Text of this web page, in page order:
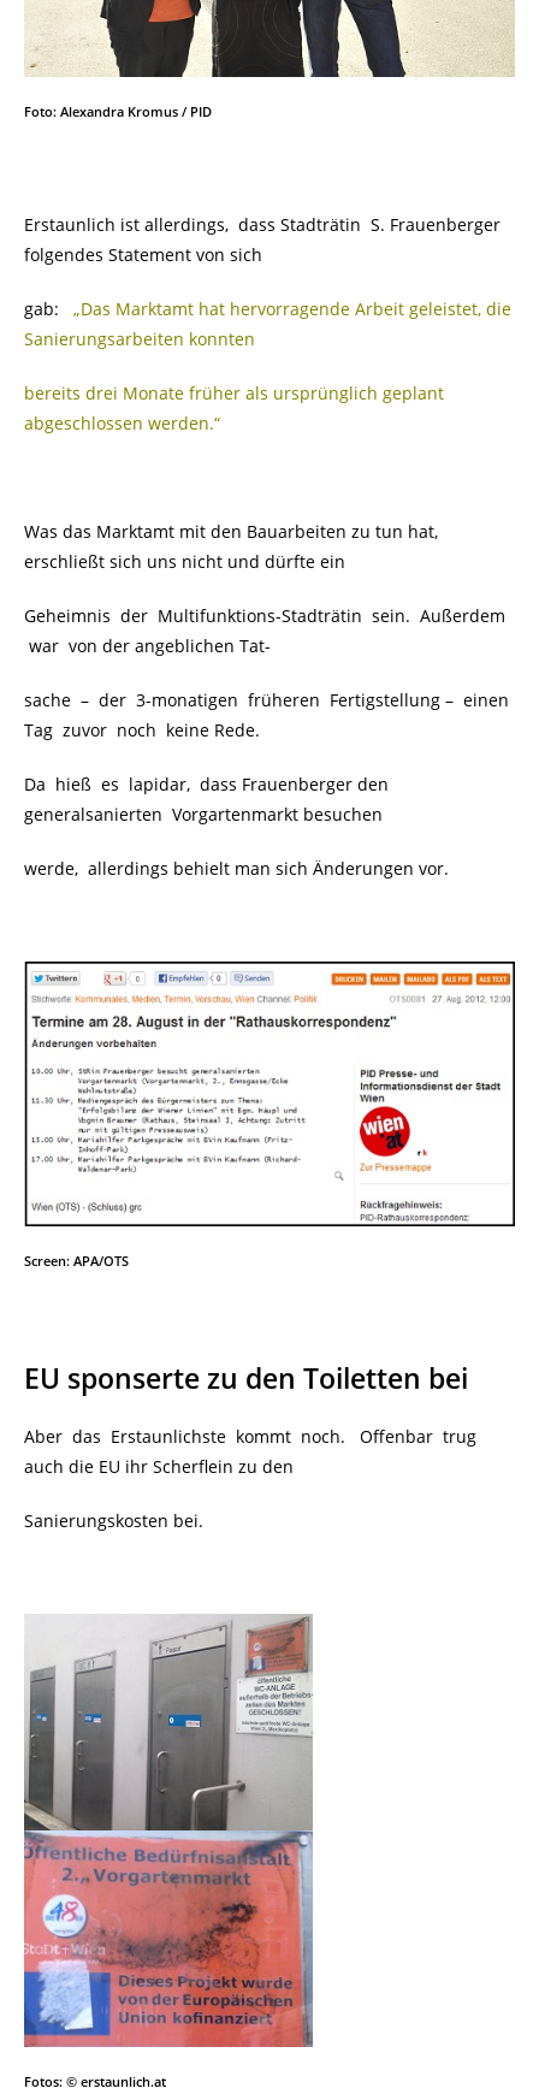
Foto: Alexandra Kromus / PID
Erstaunlich ist allerdings, dass Stadträtin S. Frauenberger
folgendes Statement von sich
gab: „Das Marktamt hat hervorragende Arbeit geleistet, die
Sanierungsarbeiten konnten
bereits drei Monate früher als ursprünglich geplant
abgeschlossen werden.“
Was das Marktamt mit den Bauarbeiten zu tun hat,
erschließt sich uns nicht und dürfte ein
Geheimnis der Multifunktions-Stadträtin sein. Außerdem
war von der angeblichen Tat-
sache – der 3-monatigen früheren Fertigstellung – einen
Tag zuvor noch keine Rede.
Da hieß es lapidar, dass Frauenberger den
generalsanierten Vorgartenmarkt besuchen
werde, allerdings behielt man sich Änderungen vor.
Screen: APA/OTS
EU sponserte zu den Toiletten bei
Aber das Erstaunlichste kommt noch. Offenbar trug
auch die EU ihr Scherflein zu den
Sanierungskosten bei.
Fotos: © erstaunlich.at